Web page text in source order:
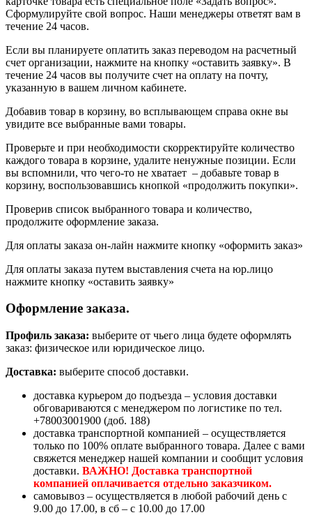
Сформулируйте свой вопрос. Наши менеджеры ответят вам в
течение 24 часов.
Если вы планируете оплатить заказ переводом на расчетный
счет организации, нажмите на кнопку «оставить заявку». В
течение 24 часов вы получите счет на оплату на почту,
указанную в вашем личном кабинете.
Добавив товар в корзину, во всплывающем справа окне вы
увидите все выбранные вами товары.
Проверьте и при необходимости скорректируйте количество
каждого товара в корзине, удалите ненужные позиции. Если
вы вспомнили, что чего-то не хватает – добавьте товар в
корзину, воспользовавшись кнопкой «продолжить покупки».
Проверив список выбранного товара и количество,
продолжите оформление заказа.
Для оплаты заказа он-лайн нажмите кнопку «оформить заказ»
Для оплаты заказа путем выставления счета на юр.лицо
нажмите кнопку «оставить заявку»
Оформление заказа.
Профиль заказа: выберите от чьего лица будете оформлять
заказ: физическое или юридическое лицо.
Доставка: выберите способ доставки.
доставка курьером до подъезда – условия доставки
обговариваются с менеджером по логистике по тел.
+78003001900 (доб. 188)
доставка транспортной компанией – осуществляется
только по 100% оплате выбранного товара. Далее с вами
свяжется менеджер нашей компании и сообщит условия
доставки. ВАЖНО! Доставка транспортной
компанией оплачивается отдельно заказчиком.
самовывоз – осуществляется в любой рабочий день с
9.00 до 17.00, в сб – с 10.00 до 17.00